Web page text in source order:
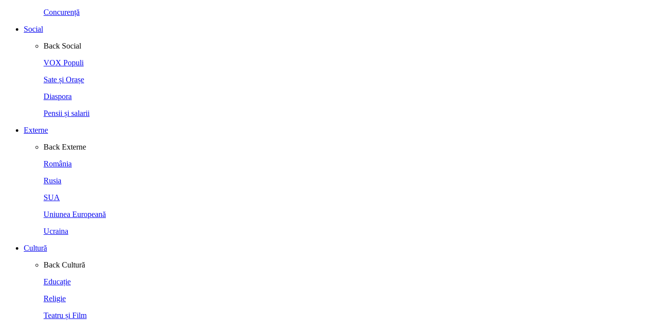
Concurență
Social
Back Social
VOX Populi
Sate și Orașe
Diaspora
Pensii și salarii
Externe
Back Externe
România
Rusia
SUA
Uniunea Europeană
Ucraina
Cultură
Back Cultură
Educație
Religie
Teatru și Film